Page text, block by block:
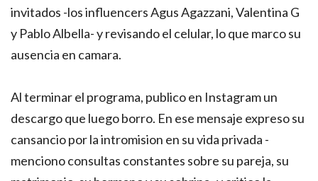
invitados -los influencers Agus Agazzani, Valentina G
y Pablo Albella- y revisando el celular, lo que marco su
ausencia en camara.
Al terminar el programa, publico en Instagram un
descargo que luego borro. En ese mensaje expreso su
cansancio por la intromision en su vida privada -
menciono consultas constantes sobre su pareja, su